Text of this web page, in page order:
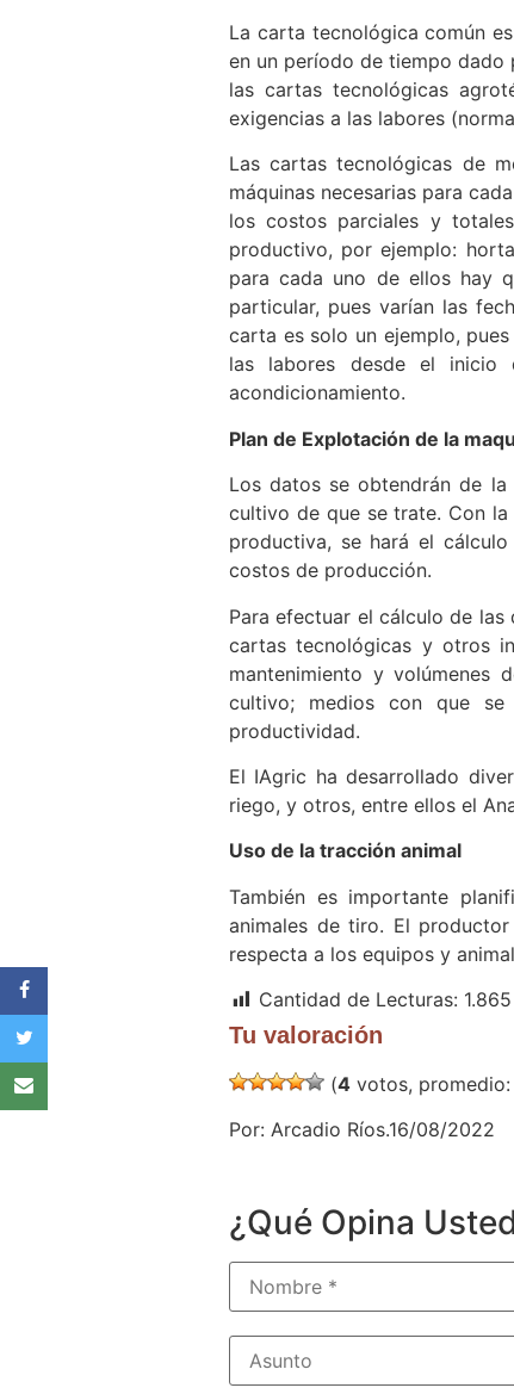
La carta tecnológica común
en un período de tiempo
las cartas tecnológicas
exigencias a las labores
Las cartas tecnológicas de
máquinas necesarias para
los costos parciales y
productivo, por ejemplo:
para cada uno de ellos hay
particular, pues varían las
carta es solo un ejemplo,
las labores desde el
acondicionamiento.
Plan de Explotación de la
Los datos se obtendrán de
cultivo de que se trate. Con
productiva, se hará el
costos de producción.
Para efectuar el cálculo de
cartas tecnológicas y otros
mantenimiento y volúmenes
cultivo; medios con que se
productividad.
El IAgric ha desarrollado
riego, y otros, entre ellos el
Uso de la tracción animal
También es importante
animales de tiro. El
respecta a los equipos y
Cantidad de Lecturas: 1.865
Tu valoración
(4 votos, promedio:
Por: Arcadio Ríos.16/08/2022
¿Qué Opina